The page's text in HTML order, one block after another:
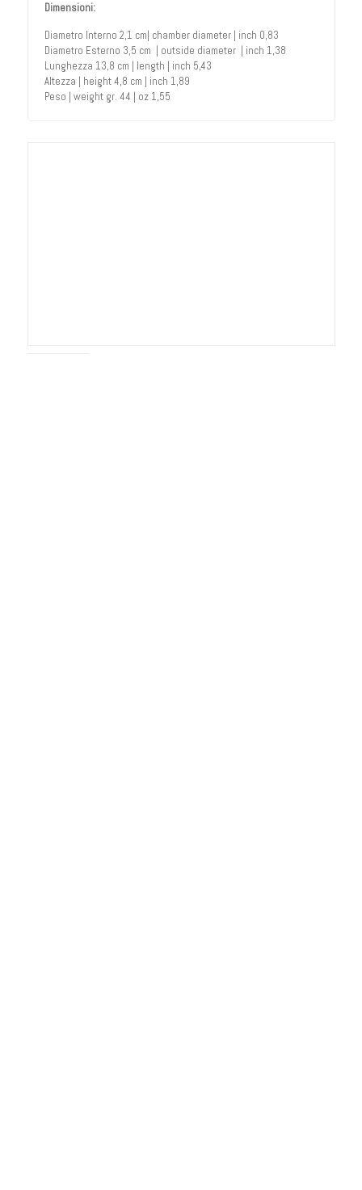
Dimensioni:
Diametro Interno 2,1 cm| chamber diameter | inch 0,83
Diametro Esterno 3,5 cm | outside diameter | inch 1,38
Lunghezza 13,8 cm | length | inch 5,43
Altezza | height 4,8 cm | inch 1,89
Peso | weight gr. 44 | oz 1,55